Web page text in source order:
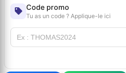
Code promo
Tu as un code ? Applique-le ici